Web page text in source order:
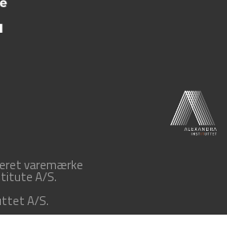
varemærke
A/S.
A/S.